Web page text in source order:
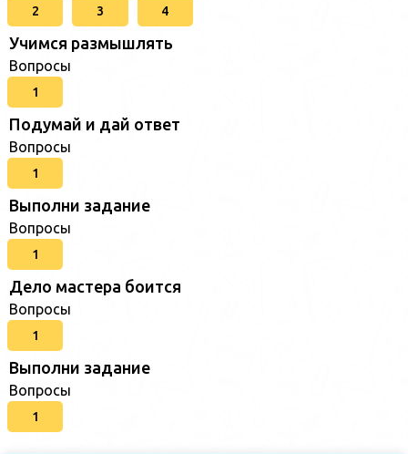
2 3 4
Учимся размышлять
Вопросы
1
Подумай и дай ответ
Вопросы
1
Выполни задание
Вопросы
1
Дело мастера боится
Вопросы
1
Выполни задание
Вопросы
1